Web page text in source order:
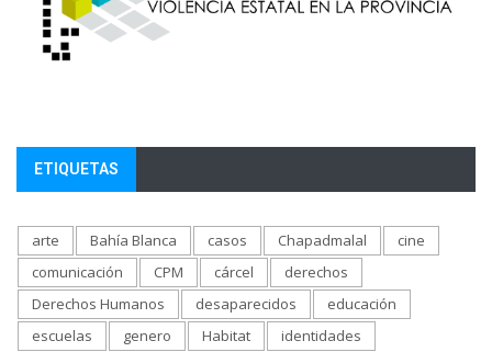
ETIQUETAS
arte Bahía Blanca casos Chapadmalal
cine
comunicación
CPM cárcel
derechos
Derechos Humanos
desaparecidos
educación
escuelas
genero Habitat
identidades